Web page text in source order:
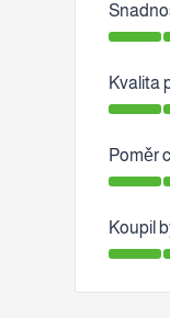
Kvalita
Poměr
Koupil